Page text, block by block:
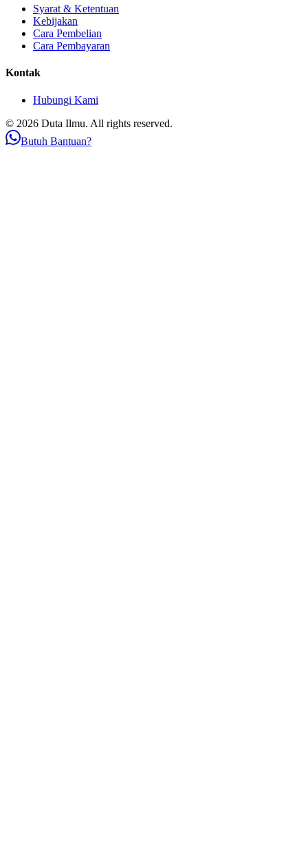
Syarat & Ketentuan
Kebijakan
Cara Pembelian
Cara Pembayaran
Kontak
Hubungi Kami
© 2026 Duta Ilmu. All rights reserved.
Butuh Bantuan?